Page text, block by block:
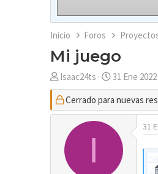
Inicio Foros
Mi juego
A
u
t
o
Isaac24ts
F
e
c
h
a
31 Ene 2022
Cerrado para nuevas
I
31